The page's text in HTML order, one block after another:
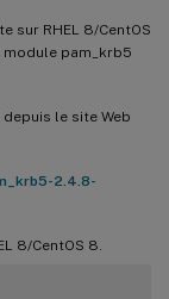
sur RHEL 8/CentOS
module pam_krb5
le site Web
2.4.8-
8/CentOS 8.